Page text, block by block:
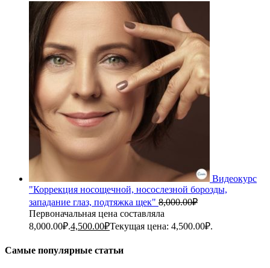
Видеокурс
"Коррекция носощечной, носослезной борозды,
западание глаз, подтяжка щек" 8,000.00₽
Первоначальная цена составляла
8,000.00₽.4,500.00₽Текущая цена: 4,500.00₽.
Самые популярные статьи